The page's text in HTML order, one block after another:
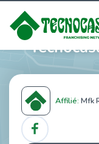
Affilié: Mfk